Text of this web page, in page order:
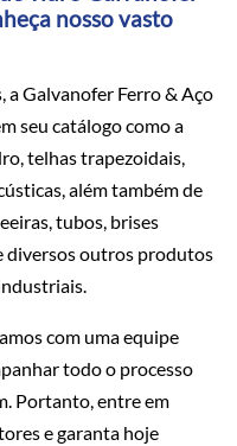
nosso vasto
a Galvanofer Ferro & Aço
seu catálogo como a
telhas trapezoidais,
além também de
tubos, brises
diversos outros produtos
com uma equipe
todo o processo
Portanto, entre em
e garanta hoje